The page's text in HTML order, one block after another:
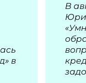
в
В